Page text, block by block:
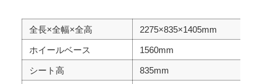
全長×全幅×全高 2275×835×1405mm
ホイールベース 1560mm
シート高 835mm